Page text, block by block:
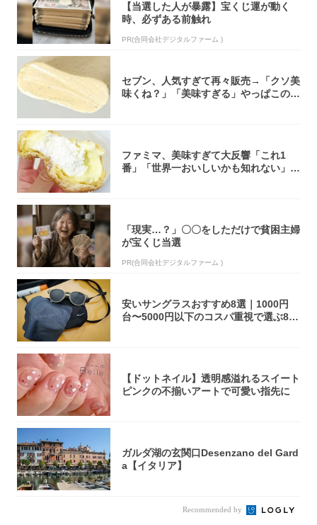
【当選した人が暴露】宝くじ運が動く
時、必ずある前触れ
PR(合同会社デジタルファーム )
セブン、人気すぎて再々販売→「クソ美
味くね？」「美味すぎる」やっぱこのク
ファミマ、美味すぎて大反響「これ1
番」「世界一おいしいかも知れない」
「現実…？」〇〇をしただけで貧困主婦
が宝くじ当選
PR(合同会社デジタルファーム )
安いサングラスおすすめ8選｜1000円
台〜5000円以下のコスパ重視で選ぶ8本
【ドットネイル】透明感溢れるスイート
ピンクの不揃いアートで可愛い指先に
ガルダ湖の玄関口Desenzano del Gard
a【イタリア】
Recommended by